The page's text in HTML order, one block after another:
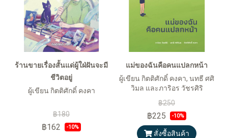
ร้านขายเรื่องสั้นแด่ผู้ใฝ่ฝันจะมี
ชีวิตอยู่
ผู้เขียน กิตติศักดิ์ คงคา
฿180
฿162 -10%
แม่ของฉันคือคนแปลกหน้า
ผู้เขียน กิตติศักดิ์ คงคา, นทธี ศศิ
วิมล และภาริอร วัชรศิริ
฿250
฿225 -10%
สั่งซื้อสินค้า